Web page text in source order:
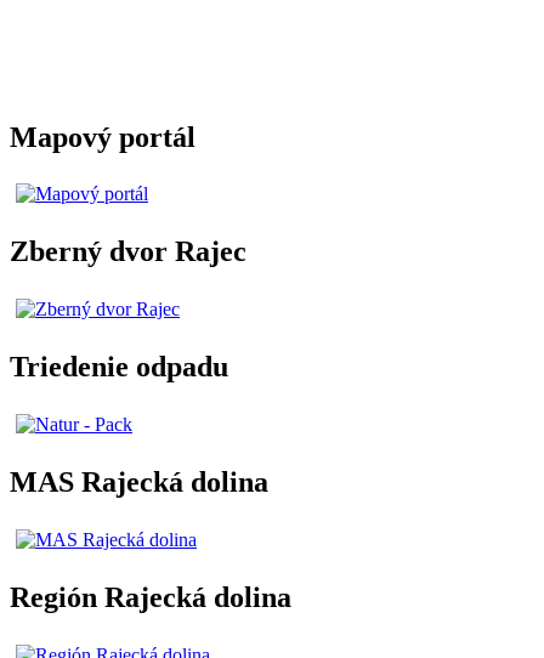
Mapový portál
Zberný dvor Rajec
Triedenie odpadu
MAS Rajecká dolina
Región Rajecká dolina